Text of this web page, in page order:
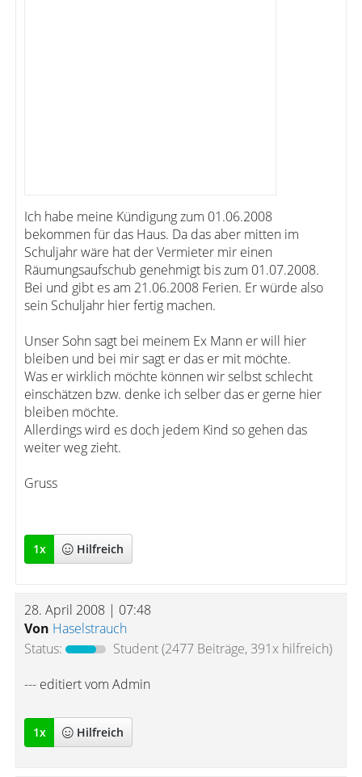
Ich habe meine Kündigung zum 01.06.2008
bekommen für das Haus. Da das aber mitten im
Schuljahr wäre hat der Vermieter mir einen
Räumungsaufschub genehmigt bis zum 01.07.2008.
Bei und gibt es am 21.06.2008 Ferien. Er würde also
sein Schuljahr hier fertig machen.
Unser Sohn sagt bei meinem Ex Mann er will hier
bleiben und bei mir sagt er das er mit möchte.
Was er wirklich möchte können wir selbst schlecht
einschätzen bzw. denke ich selber das er gerne hier
bleiben möchte.
Allerdings wird es doch jedem Kind so gehen das
weiter weg zieht.
Gruss
1x Hilfreich
28. April 2008 | 07:48
Von Haselstrauch
Status:
Student(2477 Beiträge, 391x hilfreich)
--- editiert vom Admin
1x Hilfreich